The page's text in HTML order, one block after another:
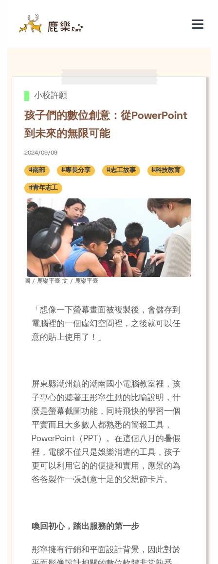
小校許願
孩子們的數位創意：從PowerPoint
到未來的無限可能
2024/09/09
#南部 #專長分享 #志工故事 #科技教育
#青年志工
圖 / 鹿樂平臺 文 / 鹿樂平臺
「想像一下螢幕畫面被複製後，會儲存到
電腦裡的一個虛幻空間裡，之後就可以任
意的貼上使用了！」
屏東縣潮州鎮的潮南國小電腦教室裡，孩
子專心的聽著王彤寧生動的比喻說明，什
麼是螢幕截圖功能，同時飛快的學習一個
平實而且大多數人都熟悉的簡報工具，
PowerPoint（PPT）。在這個八月的暑假
裡，電腦不僅只是娛樂消遣的工具，孩子
更可以利用它的的便捷和實用，應景的為
爸爸製作一張創意十足的父親節卡片。
喚回初心，踏出服務的第一步
彤寧擁有行銷和平面設計背景，因此對於